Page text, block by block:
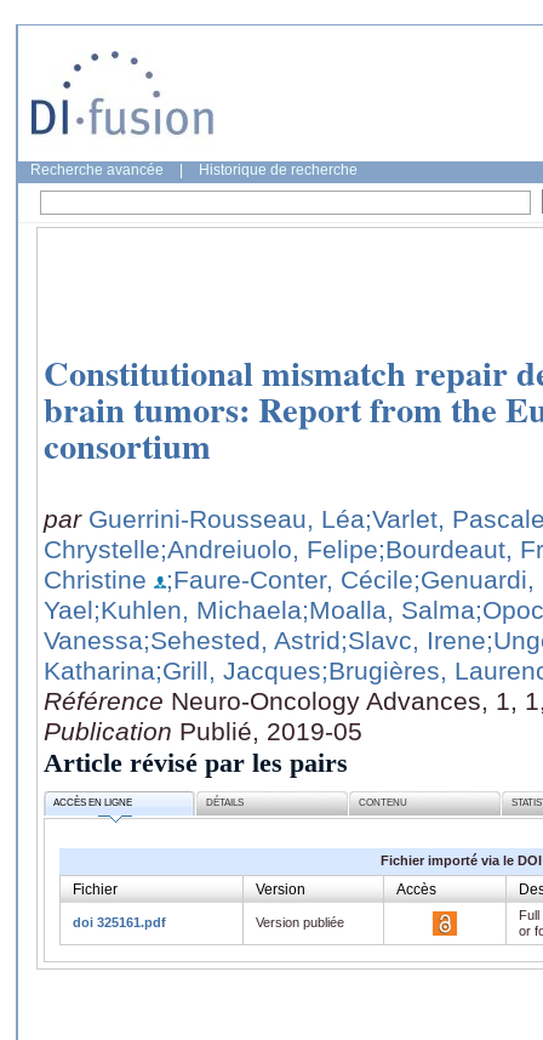
Recherche avancée Historique de recherche
Constitutional mismatch repair
brain tumors: Report from the
consortium
par Guerrini-Rousseau, Léa;Varlet,
Chrystelle;Andreiuolo, Felipe;Bourdeaut,
Christine
;Faure-Conter, Cécile
Yael;Kuhlen, Michaela;Moalla, Salma
Vanessa;Sehested, Astrid;Slavc, Irene
Katharina;Grill, Jacques;Brugières,
Référence Neuro-Oncology Advances, 1,
Publication Publié, 2019-05
Article révisé par les pairs
ACCÈS EN LIGNE DÉTAILS CONTENU
Fichier importé via le DOI
Fichier Version Accès
doi 325161.pdf Version publiée
or